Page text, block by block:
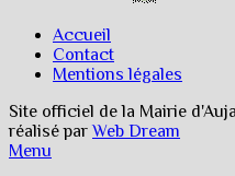
Accueil
Contact
Mentions légales
Site officiel de la Mairie
réalisé parWeb Dream
Menu